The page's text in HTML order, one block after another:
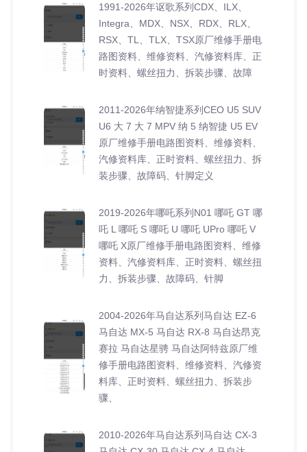
1991-2026年讴歌系列CDX、ILX、
Integra、MDX、NSX、RDX、RLX、
RSX、TL、TLX、TSX原厂维修手册电
路图资料、维修资料、汽修资料库、正
时资料、螺丝扭力、拆装步骤、故障
2011-2026年纳智捷系列CEO U5 SUV
U6 大 7 大 7 MPV 纳 5 纳智捷 U5 EV
原厂维修手册电路图资料、维修资料、
汽修资料库、正时资料、螺丝扭力、拆
装步骤、故障码、针脚定义
2019-2026年哪吒系列N01 哪吒 GT 哪
吒 L 哪吒 S 哪吒 U 哪吒 UPro 哪吒 V
哪吒 X原厂维修手册电路图资料、维修
资料、汽修资料库、正时资料、螺丝扭
力、拆装步骤、故障码、针脚
2004-2026年马自达系列马自达 EZ-6
马自达 MX-5 马自达 RX-8 马自达昂克
赛拉 马自达星骋 马自达阿特兹原厂维
修手册电路图资料、维修资料、汽修资
料库、正时资料、螺丝扭力、拆装步
骤、
2010-2026年马自达系列马自达 CX-3